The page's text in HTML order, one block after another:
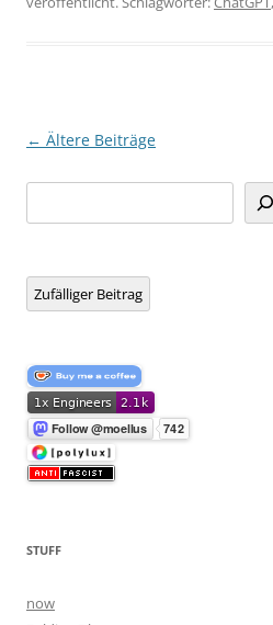
Beitragsnavigation
← Ältere Beiträge
Zufälliger Beitrag
STUFF
now